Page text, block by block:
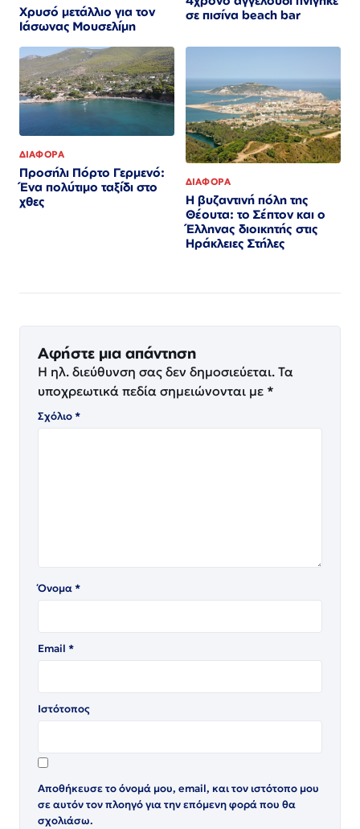
Χρυσό μετάλλιο για τον
Iάσωνας Μουσελίμη
σε πισίνα beach bar
ΔΙΑΦΟΡΑ
Προσήλι Πόρτο Γερμενό:
Ένα πολύτιμο ταξίδι στο
χθες
ΔΙΑΦΟΡΑ
Η βυζαντινή πόλη της
Θέουτα: το Σέπτον και ο
Έλληνας διοικητής στις
Ηράκλειες Στήλες
Αφήστε μια απάντηση
Η ηλ. διεύθυνση σας δεν δημοσιεύεται. Τα
υποχρεωτικά πεδία σημειώνονται με *
Σχόλιο*
Όνομα*
Email *
Ιστότοπος
Αποθήκευσε το όνομά μου, email, και τον ιστότοπο μου
σε αυτόν τον πλοηγό για την επόμενη φορά που θα
σχολιάσω.